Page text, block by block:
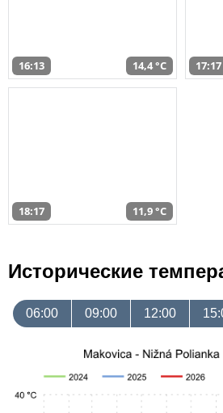
16:13 14,4 °C 17:17
18:17 11,9 °C
Исторические
06:00 09:00 12:00